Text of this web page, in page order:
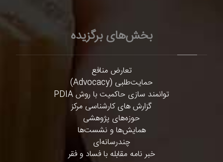
بخش‌های برگزیده
تعارض منافع
حمایت‌طلبی (Advocacy)
توانمند سازی حاکمیت با روش PDIA
گزارش های کارشناسی مرکز
حوزه‌های پژوهشی
همایش‌ها و نشست‌ها
چندرسانه‌ای
خبر نامه مقابله با فساد و فقر